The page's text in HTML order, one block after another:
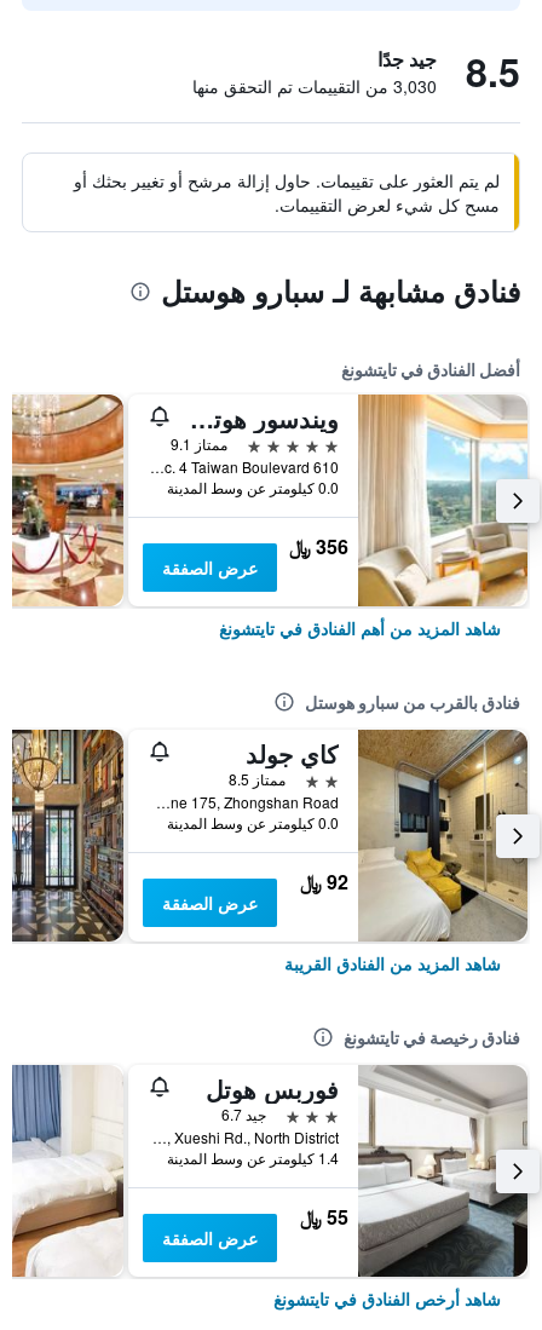
8.5 جيد جدًا
3,030 من التقييمات تم التحقق منها
لم يتم العثور على تقييمات. حاول إزالة مرشح أو تغيير بحثك أو
مسح كل شيء لعرض التقييمات.
فنادق مشابهة لـ سبارو هوستل
أفضل الفنادق في تايتشونغ
ويندسور هوتل تايتشونج
5 نجوم
ممتاز 9.1
610 Sec. 4 Taiwan Boulevard, تايتشونغ, تايوان
0.0 كيلومتر عن وسط المدينة
356 ﷼
عرض الصفقة
شاهد المزيد من أهم الفنادق في تايتشونغ
فنادق بالقرب من سبارو هوستل
كاي جولد
2 نجمتين
ممتاز 8.5
No. 20, Lane 175, Zhongshan Road, تايتشونغ, تايوان
0.0 كيلومتر عن وسط المدينة
92 ﷼
عرض الصفقة
شاهد المزيد من الفنادق القريبة
فنادق رخيصة في تايتشونغ
فوربس هوتل
3 نجوم
جيد 6.7
No.181, Xueshi Rd., North District, تايتشونغ, تايوان
1.4 كيلومتر عن وسط المدينة
55 ﷼
عرض الصفقة
شاهد أرخص الفنادق في تايتشونغ